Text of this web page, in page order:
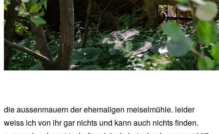
die aussenmauern der ehemaligen meiselmühle. leider
weiss ich von ihr gar nichts und kann auch nichts finden.